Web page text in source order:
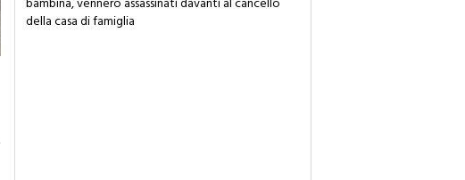
bambina, vennero assassinati davanti al cancello
della casa di famiglia